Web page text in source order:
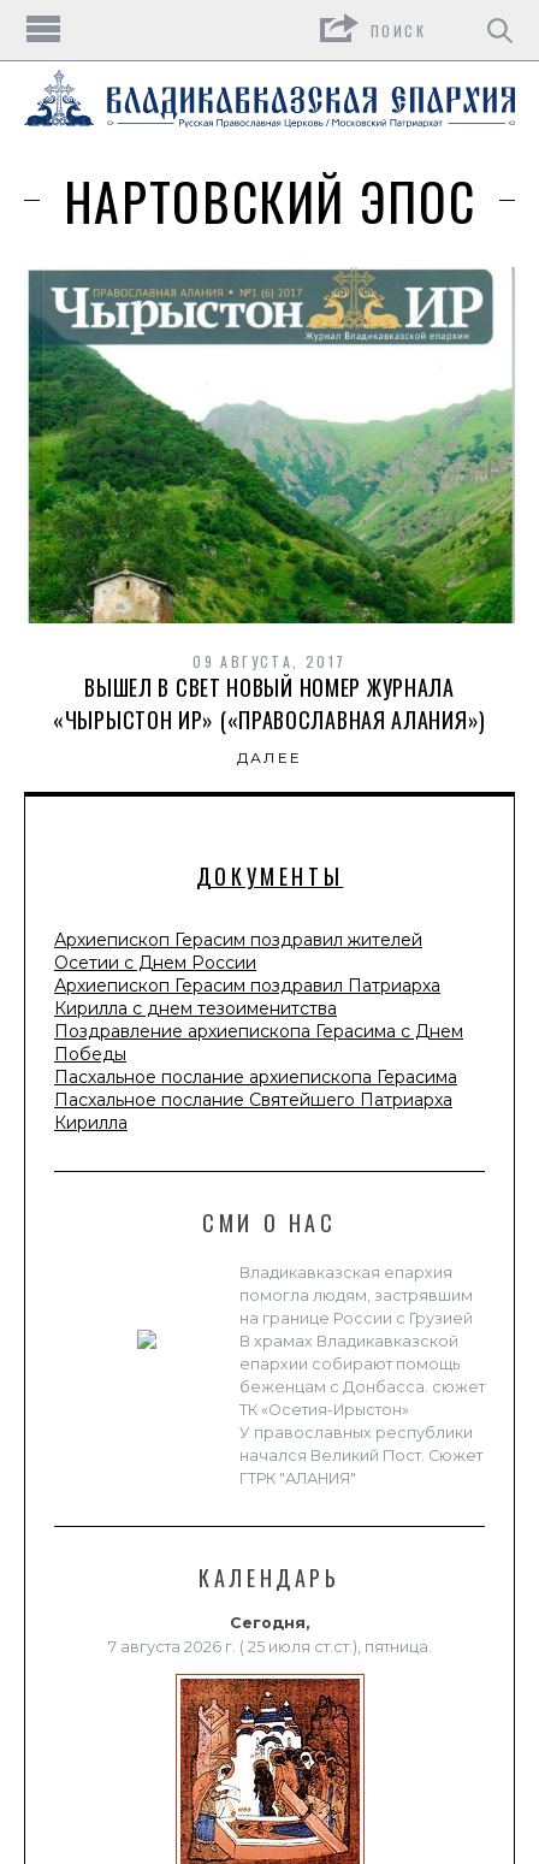
ДОКУМЕНТЫ
Архиепископ Герасим поздравил жителей
Осетии с Днем России
Архиепископ Герасим поздравил Патриарха
Кирилла с днем тезоименитства
Поздравление архиепископа Герасима с Днем
Победы
Пасхальное послание архиепископа Герасима
Пасхальное послание Святейшего Патриарха
Кирилла
СМИ О НАС
Владикавказская епархия
помогла людям, застрявшим
на границе России с Грузией
В храмах Владикавказской
епархии собирают помощь
беженцам с Донбасса. сюжет
ТК «Осетия-Ирыстон»
У православных республики
начался Великий Пост. Сюжет
ГТРК "АЛАНИЯ"
КАЛЕНДАРЬ
Сегодня,
7 августа 2026 г. ( 25 июля ст.ст.), пятница.
НАРТОВСКИЙ ЭПОС
09 АВГУСТА, 2017
ВЫШЕЛ В СВЕТ НОВЫЙ НОМЕР ЖУРНАЛА
«ЧЫРЫСТОН ИР» («ПРАВОСЛАВНАЯ АЛАНИЯ»)
ДАЛЕЕ